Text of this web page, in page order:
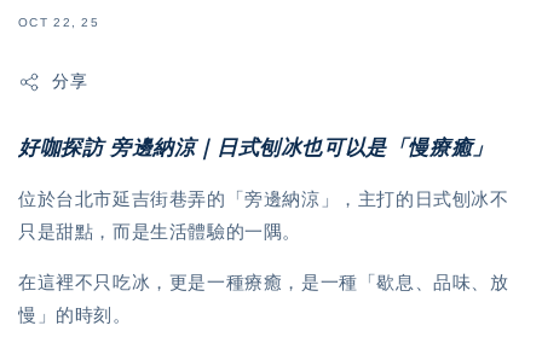
OCT 22, 25
分享
好咖探訪 旁邊納涼｜日式刨冰也可以是「慢療癒」
位於台北市延吉街巷弄的「旁邊納涼」，主打的日式刨冰不
只是甜點，而是生活體驗的一隅。
在這裡不只吃冰，更是一種療癒，是一種「歇息、品味、放
慢」的時刻。